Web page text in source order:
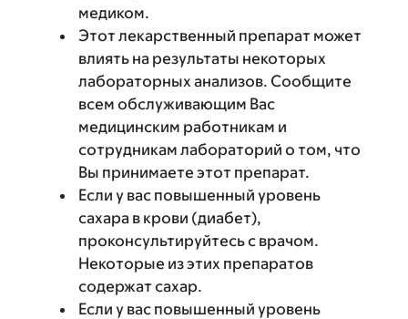
медиком.
Этот лекарственный препарат может
влиять на результаты некоторых
лабораторных анализов. Сообщите
всем обслуживающим Вас
медицинским работникам и
сотрудникам лабораторий о том, что
Вы принимаете этот препарат.
Если у вас повышенный уровень
сахара в крови (диабет),
проконсультируйтесь с врачом.
Некоторые из этих препаратов
содержат сахар.
Если у вас повышенный уровень